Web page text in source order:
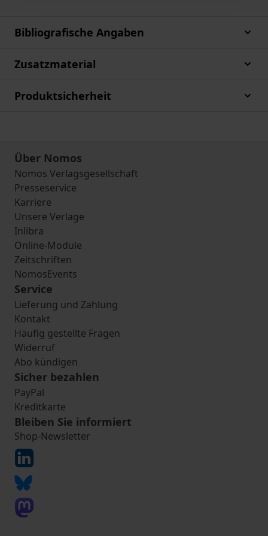
Bibliografische Angaben
Zusatzmaterial
Produktsicherheit
Über Nomos
Nomos Verlagsgesellschaft
Presseservice
Karriere
Unsere Verlage
Inlibra
Online-Module
Zeitschriften
NomosEvents
Service
Lieferung und Zahlung
Kontakt
Häufig gestellte Fragen
Widerruf
Abo kündigen
Sicher bezahlen
PayPal
Kreditkarte
Bleiben Sie informiert
Shop-Newsletter